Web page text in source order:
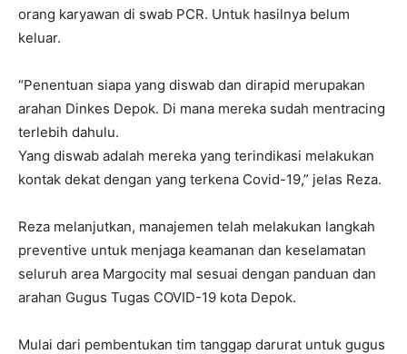
orang karyawan di swab PCR. Untuk hasilnya belum
keluar.
“Penentuan siapa yang diswab dan dirapid merupakan
arahan Dinkes Depok. Di mana mereka sudah mentracing
terlebih dahulu.
Yang diswab adalah mereka yang terindikasi melakukan
kontak dekat dengan yang terkena Covid-19,” jelas Reza.
Reza melanjutkan, manajemen telah melakukan langkah
preventive untuk menjaga keamanan dan keselamatan
seluruh area Margocity mal sesuai dengan panduan dan
arahan Gugus Tugas COVID-19 kota Depok.
Mulai dari pembentukan tim tanggap darurat untuk gugus